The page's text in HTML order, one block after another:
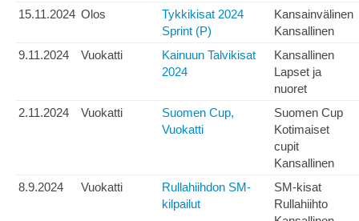
15.11.2024 Olos
Tykkikisat 2024
Sprint (P)
Kansainvälinen
Kansallinen
9.11.2024
Vuokatti
Kainuun Talvikisat
2024
Kansallinen
Lapset ja
nuoret
2.11.2024
Vuokatti
Suomen Cup,
Vuokatti
Suomen Cup
Kotimaiset
cupit
Kansallinen
8.9.2024
Vuokatti
Rullahiihdon SM-
kilpailut
SM-kisat
Rullahiihto